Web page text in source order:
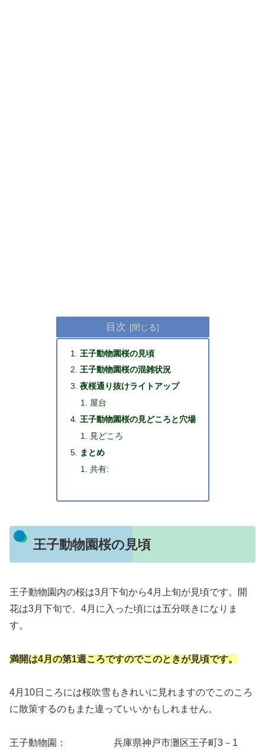
目次
王子動物園桜の見頃
王子動物園桜の混雑状況
夜桜通り抜けライトアップ
屋台
王子動物園桜の見どころと穴場
見どころ
まとめ
共有:
王子動物園桜の見頃
王子動物園内の桜は3月下旬から4月上旬が見頃です。開
花は3月下旬で、4月に入った頃には五分咲きになりま
す。
満開は4月の第1週ころですのでこのときが見頃です。
4月10日ころには桜吹雪もきれいに見れますのでこのころ
に散策するのもまた違っていいかもしれません。
王子動物園： 兵庫県神戸市灘区王子町3－1